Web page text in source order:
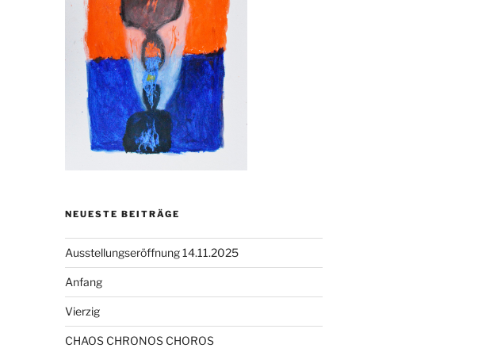
NEUESTE BEITRÄGE
Ausstellungseröffnung 14.11.2025
Anfang
Vierzig
CHAOS CHRONOS CHOROS